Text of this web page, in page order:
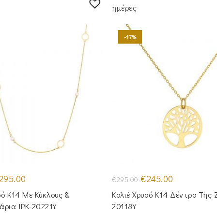
τιμή
είναι:
€295.00.
Κ14 Με Κύκλους &
IPK-20221Y
ημέρες
-17%
€295.00 Original
price
was:
€295.00.
€245.00
τιμή
είναι:
Κολιέ Χρυσό Κ14 Δέντρο Της
20118Y